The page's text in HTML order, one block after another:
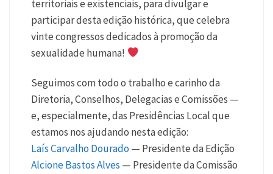
territoriais e existenciais, para divulgar e
participar desta edição histórica, que celebra
vinte congressos dedicados à promoção da
sexualidade humana!
Seguimos com todo o trabalho e carinho da
Diretoria, Conselhos, Delegacias e Comissões —
e, especialmente, das Presidências Local que
estamos nos ajudando nesta edição:
Laís Carvalho Dourado— Presidente da Edição
Alcione Bastos Alves— Presidente da Comissão